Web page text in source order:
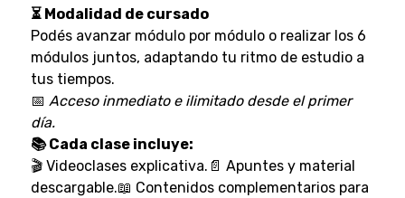
⏳ Modalidad de cursado
Podés avanzar módulo por módulo o realizar los 6
módulos juntos, adaptando tu ritmo de estudio a
tus tiempos.
📅 Acceso inmediato e ilimitado desde el primer
día.
📚 Cada clase incluye:
🎬 Videoclases explicativa.📄 Apuntes y material
descargable.📖 Contenidos complementarios para